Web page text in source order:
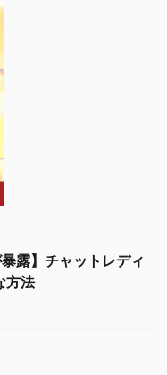
露】チャットレディ
方法